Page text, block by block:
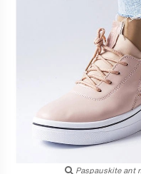
Paspauskite ant